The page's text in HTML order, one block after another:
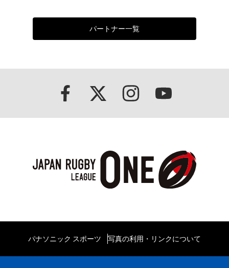
パートナー一覧
パナソニック スポーツ 写真の利用・リンクについて